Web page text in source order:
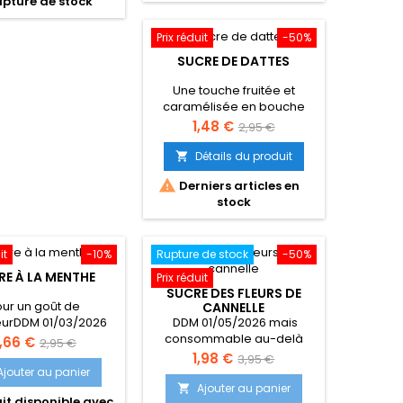
-50%
Prix réduit
SUCRE DE DATTES
Une touche fruitée et
caramélisée en bouche
Prix
1,48 € Prix
de
base
2,95 €
 Détails du produit
 Derniers articles en
stock
-10%
À LA MENTHE
un goût de
01/03/2026
au-
delà
€ Prix
de
base
2,95 €
au panier
-50%
Rupture de stock
Prix réduit
SUCRE DES FLEURS DE
CANNELLE
DDM 01/05/2026 mais
consommable au-delà
Prix
1,98 € Prix
3,95 €
 Ajouter au panier